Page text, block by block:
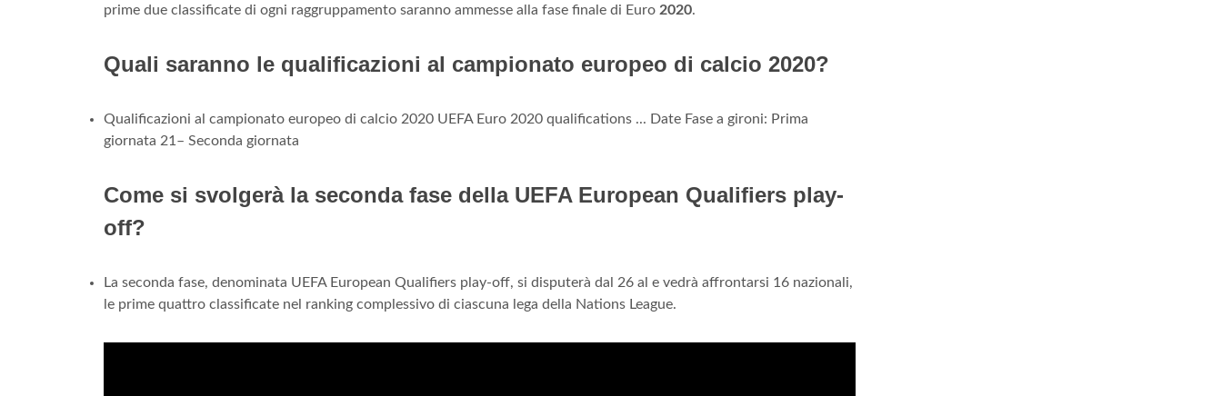
prime due classificate di ogni raggruppamento saranno ammesse alla fase finale di Euro 2020.
Quali saranno le qualificazioni al campionato europeo di calcio 2020?
Qualificazioni al campionato europeo di calcio 2020 UEFA Euro 2020 qualifications ... Date Fase a gironi: Prima
giornata 21– Seconda giornata
Come si svolgerà la seconda fase della UEFA European Qualifiers play-
off?
La seconda fase, denominata UEFA European Qualifiers play-off, si disputerà dal 26 al e vedrà affrontarsi 16 nazionali,
le prime quattro classificate nel ranking complessivo di ciascuna lega della Nations League.